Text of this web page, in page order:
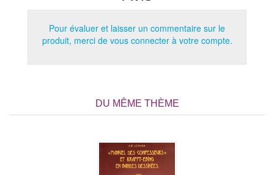
Pour évaluer et laisser un commentaire sur le
produit, merci de vous connecter à votre compte.
DU MÊME THÈME